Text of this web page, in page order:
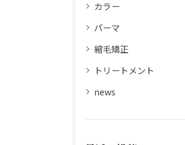
カラー
パーマ
縮毛矯正
トリートメント
news